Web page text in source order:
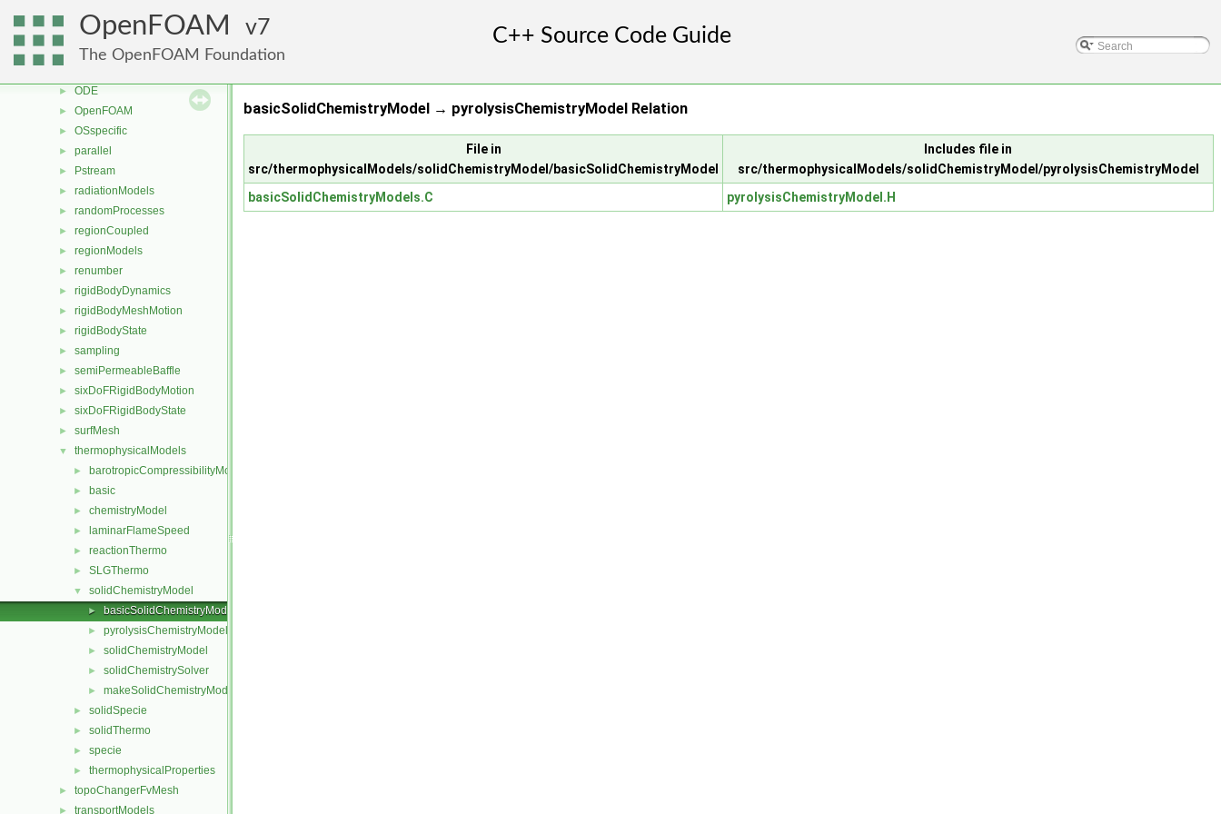
OpenFOAM 7
The OpenFOAM Foundation
► lagrangian
► mesh
► ODE
► OpenFOAM
► OSspecific
► parallel
► Pstream
► radiationModels
► randomProcesses
► regionCoupled
► regionModels
► renumber
► rigidBodyDynamics
► rigidBodyMeshMotion
► rigidBodyState
► sampling
► semiPermeableBaffle
► sixDoFRigidBodyMotion
► sixDoFRigidBodyState
► surfMesh
▼ thermophysicalModels
► barotropicCompressibilityModel
► basic
► chemistryModel
► laminarFlameSpeed
► reactionThermo
► SLGThermo
▼ solidChemistryModel
► basicSolidChemistryModel
► pyrolysisChemistryModel
► solidChemistryModel
► solidChemistrySolver
► makeSolidChemistryModel.H
► solidSpecie
► solidThermo
► specie
► thermophysicalProperties
► topoChangerFvMesh
► transportModels
basicSolidChemistryModel → pyrolysisChemistryModel Relation
File in
src/thermophysicalModels/solidChemistryModel/basicSolidChemistryModel
Includes file in
src/thermophysicalModels/solidChemistryModel/pyrolysisChemistryModel
basicSolidChemistryModels.C
pyrolysisChemistryModel.H